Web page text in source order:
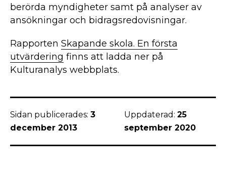
berörda myndigheter samt på analyser av
ansökningar och bidragsredovisningar.
Rapporten Skapande skola. En första
utvärdering finns att ladda ner på
Kulturanalys webbplats.
Sidan publicerades: 3
december 2013
Uppdaterad: 25
september 2020